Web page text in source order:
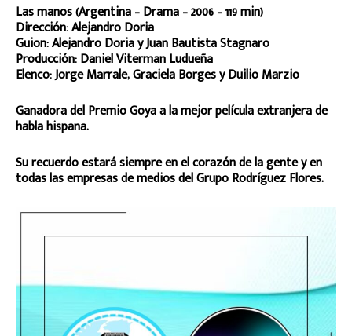
Las manos (Argentina – Drama – 2006 – 119 min)
Dirección: Alejandro Doria
Guion: Alejandro Doria y Juan Bautista Stagnaro
Producción: Daniel Viterman Ludueña
Elenco: Jorge Marrale, Graciela Borges y Duilio Marzio
Ganadora del Premio Goya a la mejor película extranjera de
habla hispana.
Su recuerdo estará siempre en el corazón de la gente y en
todas las empresas de medios del Grupo Rodríguez Flores.